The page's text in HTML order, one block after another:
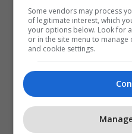
Some vendors may process
of legitimate interest, which
your options below. Look for
or in the site menu to
and cookie settings.